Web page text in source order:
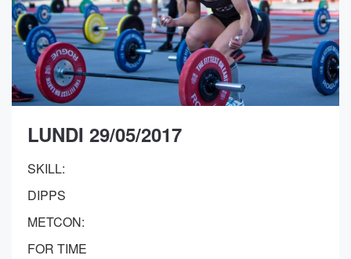
LUNDI 29/05/2017
SKILL:
DIPPS
METCON:
FOR TIME